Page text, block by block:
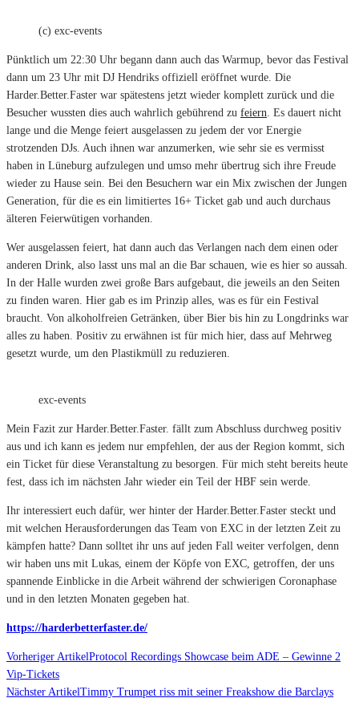
(c) exc-events
Pünktlich um 22:30 Uhr begann dann auch das Warmup, bevor das Festival
dann um 23 Uhr mit DJ Hendriks offiziell eröffnet wurde. Die
Harder.Better.Faster war spätestens jetzt wieder komplett zurück und die
Besucher wussten dies auch wahrlich gebührend zu feiern . Es dauert nicht
lange und die Menge feiert ausgelassen zu jedem der vor Energie
strotzenden DJs. Auch ihnen war anzumerken, wie sehr sie es vermisst
haben in Lüneburg aufzulegen und umso mehr übertrug sich ihre Freude
wieder zu Hause sein. Bei den Besuchern war ein Mix zwischen der Jungen
Generation, für die es ein limitiertes 16+ Ticket gab und auch durchaus
älteren Feierwütigen vorhanden.
Wer ausgelassen feiert, hat dann auch das Verlangen nach dem einen oder
anderen Drink, also lasst uns mal an die Bar schauen, wie es hier so aussah.
In der Halle wurden zwei große Bars aufgebaut, die jeweils an den Seiten
zu finden waren. Hier gab es im Prinzip alles, was es für ein Festival
braucht. Von alkoholfreien Getränken, über Bier bis hin zu Longdrinks war
alles zu haben. Positiv zu erwähnen ist für mich hier, dass auf Mehrweg
gesetzt wurde, um den Plastikmüll zu reduzieren.
exc-events
Mein Fazit zur Harder.Better.Faster. fällt zum Abschluss durchweg positiv
aus und ich kann es jedem nur empfehlen, der aus der Region kommt, sich
ein Ticket für diese Veranstaltung zu besorgen. Für mich steht bereits heute
fest, dass ich im nächsten Jahr wieder ein Teil der HBF sein werde.
Ihr interessiert euch dafür, wer hinter der Harder.Better.Faster steckt und
mit welchen Herausforderungen das Team von EXC in der letzten Zeit zu
kämpfen hatte? Dann solltet ihr uns auf jeden Fall weiter verfolgen, denn
wir haben uns mit Lukas, einem der Köpfe von EXC, getroffen, der uns
spannende Einblicke in die Arbeit während der schwierigen Coronaphase
und in den letzten Monaten gegeben hat.
https://harderbetterfaster.de/
Vorheriger ArtikelProtocol Recordings Showcase beim ADE – Gewinne 2
Vip-Tickets
Nächster ArtikelTimmy Trumpet riss mit seiner Freakshow die Barclays